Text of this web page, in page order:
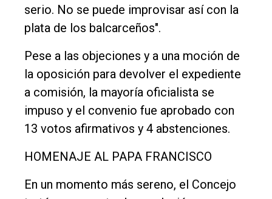
serio. No se puede improvisar así con la
plata de los balcarceños".
Pese a las objeciones y a una moción de
la oposición para devolver el expediente
a comisión, la mayoría oficialista se
impuso y el convenio fue aprobado con
13 votos afirmativos y 4 abstenciones.
HOMENAJE AL PAPA FRANCISCO
En un momento más sereno, el Concejo